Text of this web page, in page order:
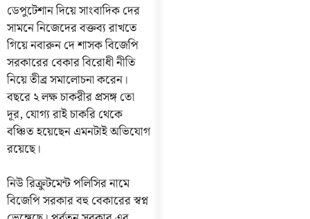
ডেপুটেশান দিয়ে সাংবাদিক দের
সামনে নিজেদের বক্তব্য রাখতে
গিয়ে নবারুন দে শাসক বিজেপি
সরকারের বেকার বিরোধী নীতি
নিয়ে তীব্র সমালোচনা করেন।
বছরে ২ লক্ষ চাকরীর প্রসঙ্গ তো
দূর, যোগ্য রাই চাকরি থেকে
বঞ্চিত হয়েছেন এমনটাই অভিযোগ
রয়েছে।
নিউ রিক্রুটমেন্ট পলিসির নামে
বিজেপি সরকার বহু বেকারের স্বপ্ন